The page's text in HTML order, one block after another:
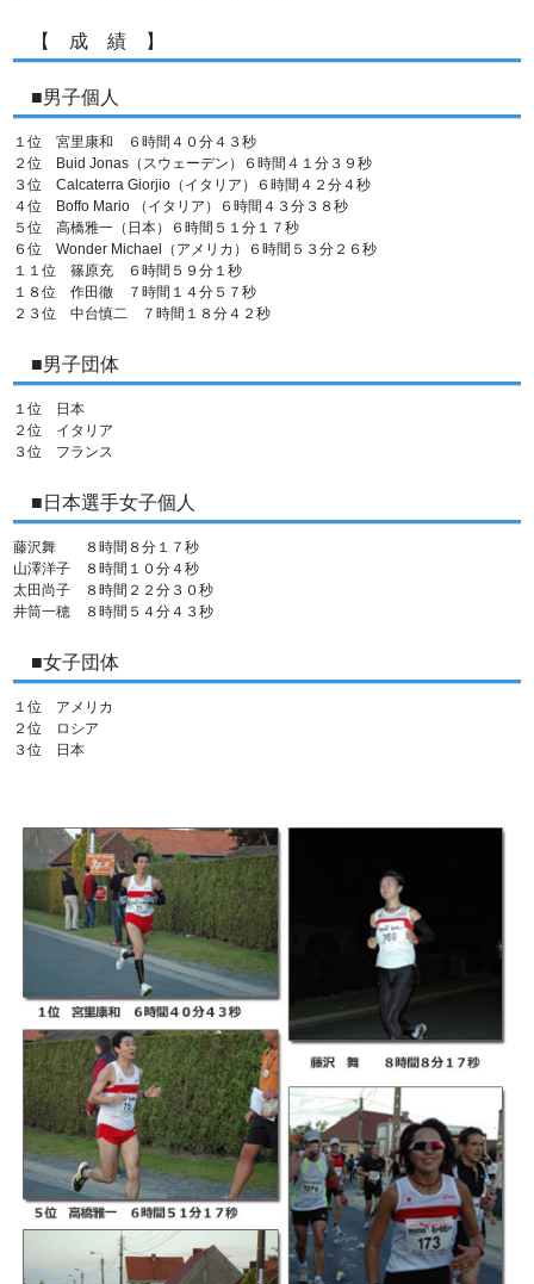
【 成 績 】
■男子個人
１位 宮里康和 ６時間４０分４３秒
２位 Buid Jonas（スウェーデン）６時間４１分３９秒
３位 Calcaterra Giorjio（イタリア）６時間４２分４秒
４位 Boffo Mario （イタリア）６時間４３分３８秒
５位 高橋雅一（日本）６時間５１分１７秒
６位 Wonder Michael（アメリカ）６時間５３分２６秒
１１位 篠原充 ６時間５９分１秒
１８位 作田徹 ７時間１４分５７秒
２３位 中台慎二 ７時間１８分４２秒
■男子団体
１位 日本
２位 イタリア
３位 フランス
■日本選手女子個人
藤沢舞 ８時間８分１７秒
山澤洋子 ８時間１０分４秒
太田尚子 ８時間２２分３０秒
井筒一穂 ８時間５４分４３秒
■女子団体
１位 アメリカ
２位 ロシア
３位 日本